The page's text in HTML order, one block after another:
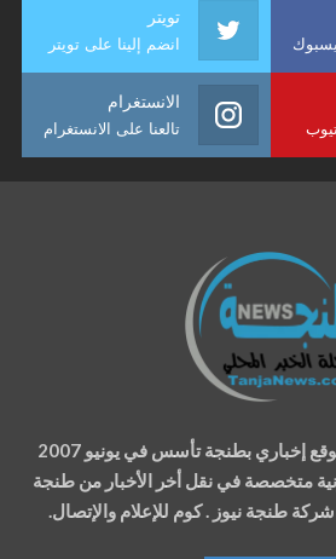
تويتر
انضم إلينا على تويتر
الانستغرام
تالعنا على الانستغرام
إخباري بطنجة تأسس في يونيو 2007
متخصصة في نقل أخر الأخبار من طنجة
طنجة نيوز . كوم للإعلام والإتصال.